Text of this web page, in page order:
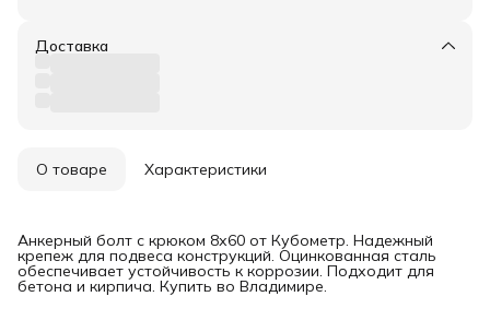
Доставка
О товаре Характеристики
Анкерный болт с крюком 8х60 от Кубометр. Надежный
крепеж для подвеса конструкций. Оцинкованная сталь
обеспечивает устойчивость к коррозии. Подходит для
бетона и кирпича. Купить во Владимире.